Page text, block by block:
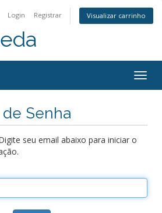
Login Registrar Visualizar carrinho
Senha
seu email abaixo para iniciar o